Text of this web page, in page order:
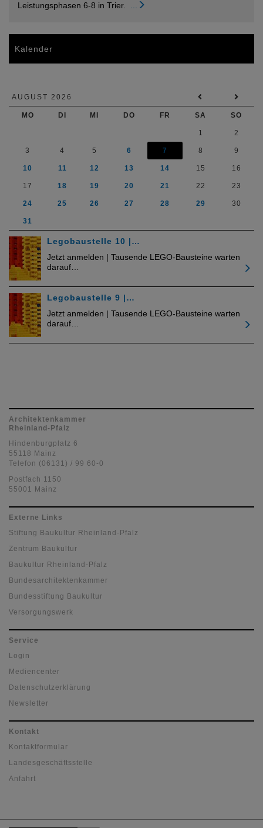
Leistungsphasen 6-8 in Trier.
Kalender
AUGUST 2026
MO DI MI DO FR SA SO
1 2
3 4 5 6 7 8 9
10 11 12 13 14 15 16
17 18 19 20 21 22 23
24 25 26 27 28 29 30
31
Legobaustelle 10 |…
Jetzt anmelden | Tausende LEGO-Bausteine warten
darauf…
Legobaustelle 9 |…
Jetzt anmelden | Tausende LEGO-Bausteine warten
darauf…
Architektenkammer
Rheinland-Pfalz
Hindenburgplatz 6
55118 Mainz
Telefon (06131) / 99 60-0
Postfach 1150
55001 Mainz
Externe Links
Stiftung Baukultur Rheinland-Pfalz
Zentrum Baukultur
Baukultur Rheinland-Pfalz
Bundesarchitektenkammer
Bundesstiftung Baukultur
Versorgungswerk
Service
Login
Mediencenter
Datenschutzerklärung
Newsletter
Kontakt
Kontaktformular
Landesgeschäftsstelle
Anfahrt